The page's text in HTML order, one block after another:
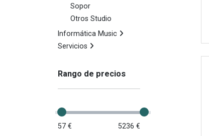
Sopor
Otros Studio
Informática Music
Servicios
Rango de precios
57 € 5236 €